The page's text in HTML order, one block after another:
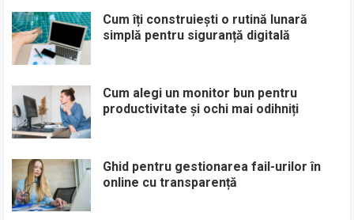
Cum îți construiești o rutină lunară
simplă pentru siguranță digitală
Cum alegi un monitor bun pentru
productivitate și ochi mai odihniți
Ghid pentru gestionarea fail-urilor în
online cu transparență